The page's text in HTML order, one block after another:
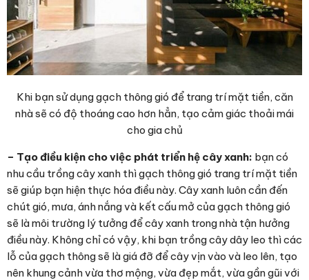
Khi bạn sử dụng gạch thông gió để trang trí mặt tiền, căn
nhà sẽ có độ thoáng cao hơn hẳn, tạo cảm giác thoải mái
cho gia chủ
– Tạo điều kiện cho việc phát triển hệ cây xanh: bạn có
nhu cầu trồng cây xanh thì gạch thông gió trang trí mặt tiền
sẽ giúp bạn hiện thực hóa điều này. Cây xanh luôn cần đến
chút gió, mưa, ánh nắng và kết cấu mở của gạch thông gió
sẽ là môi trường lý tưởng để cây xanh trong nhà tận hưởng
điều này. Không chỉ có vậy, khi bạn trồng cây dây leo thì các
lỗ của gạch thông sẽ là giá đỡ để cây vịn vào và leo lên, tạo
nên khung cảnh vừa thơ mộng, vừa đẹp mắt, vừa gần gũi với